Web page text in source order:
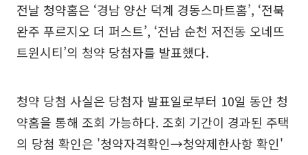
전날 청약홈은 ‘경남 양산 덕계 경동스마트홈’, ‘전북
완주 푸르지오 더 퍼스트’, ‘전남 순천 저전동 오네뜨
트윈시티’의 청약 당첨자를 발표했다.
청약 당첨 사실은 당첨자 발표일로부터 10일 동안 청
약홈을 통해 조회 가능하다. 조회 기간이 경과된 주택
의 당첨 확인은 '청약자격확인→청약제한사항 확인'